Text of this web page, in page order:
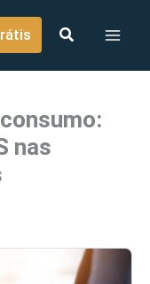
nas